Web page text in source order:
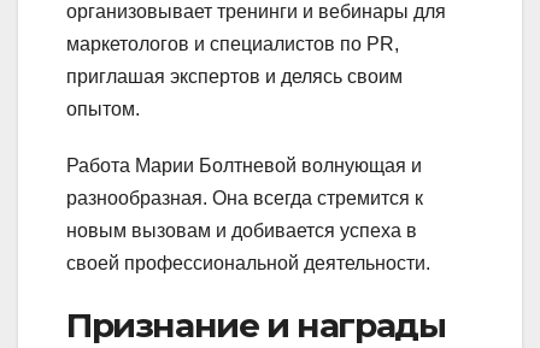
организовывает тренинги и вебинары для
маркетологов и специалистов по PR,
приглашая экспертов и делясь своим
опытом.
Работа Марии Болтневой волнующая и
разнообразная. Она всегда стремится к
новым вызовам и добивается успеха в
своей профессиональной деятельности.
Признание и награды